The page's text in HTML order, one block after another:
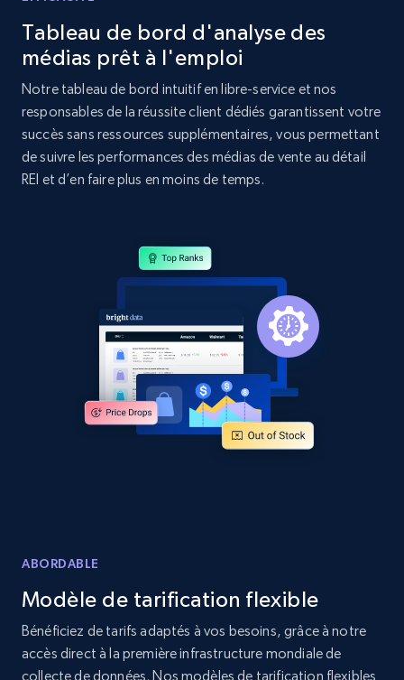
Home Depot US - Discovery products by
specific category URL
URL, Domain, Country code, Model number,
Sku, Product id, Product name, Manufacturer,
and more.
Title, Seller name, Brand, Description, Initial
price, Currency, Availability, Reviews count, and
2.1K+ 375+ Commencer
price, Currency, Availability, Reviews count, and
more.
2.1K+ 375+ Commencer
Tableau de bord d'analyse des
médias prêt à l'emploi
Notre tableau de bord intuitif en libre-service et nos
responsables de la réussite client dédiés garantissent votre
succès sans ressources supplémentaires, vous permettant
de suivre les performances des médias de vente au détail
REI et d’en faire plus en moins de temps.
ABORDABLE
Modèle de tarification flexible
Bénéficiez de tarifs adaptés à vos besoins, grâce à notre
accès direct à la première infrastructure mondiale de
collecte de données. Nos modèles de tarification flexibles